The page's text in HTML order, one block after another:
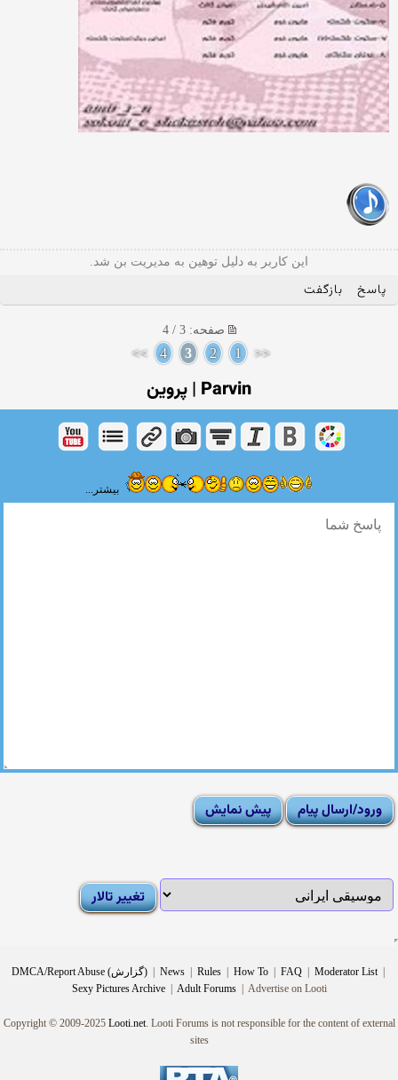
این کاربر به دلیل توهین به مدیریت بن شد.
پاسخ بازگفت
صفحه: 3 / 4
<<
1
2
3
4
>>
Parvin | پروین
بیشتر...
DMCA/Report Abuse (گزارش) | News | Rules | How To | FAQ | Moderator List |
Sexy Pictures Archive | Adult Forums |Advertise on Looti
Copyright © 2009-2025 Looti.net. Looti Forums is not responsible for the content of external
sites